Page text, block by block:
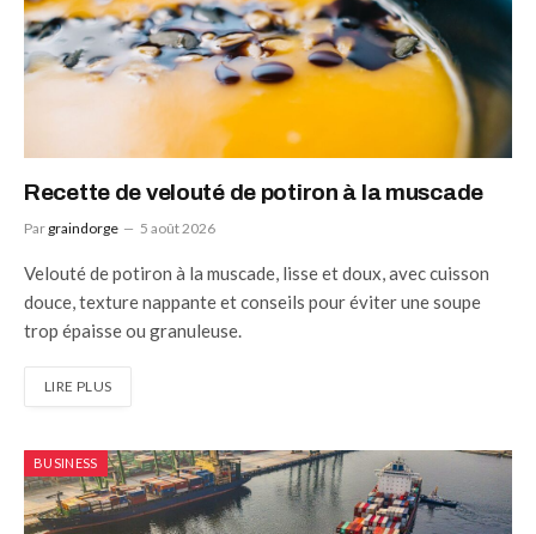
Recette de velouté de potiron à la muscade
Par graindorge 5 août 2026
Velouté de potiron à la muscade, lisse et doux, avec cuisson
douce, texture nappante et conseils pour éviter une soupe
trop épaisse ou granuleuse.
LIRE PLUS
BUSINESS